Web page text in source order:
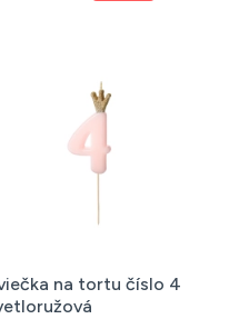
na tortu číslo 4